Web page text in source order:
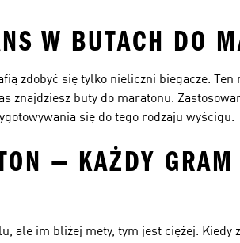
W BUTACH DO
zdobyć się tylko nieliczni biegacze.
znajdziesz buty do maratonu.
się do tego rodzaju wyścigu.
— KAŻDY
ale im bliżej mety, tym jest ciężej. Kiedy